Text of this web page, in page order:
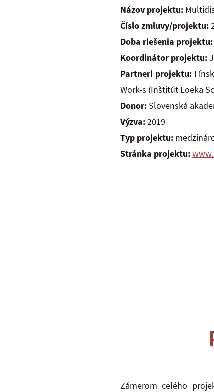
Názov projektu:
Číslo zmluvy/projektu:
Doba riešenia projektu:
Koordinátor projektu:
Partneri projektu:
Work-s (Inštitút Loeka
Donor: Slovenská
Výzva:2019
Typ projektu:
Stránka projektu:
Zámerom celého